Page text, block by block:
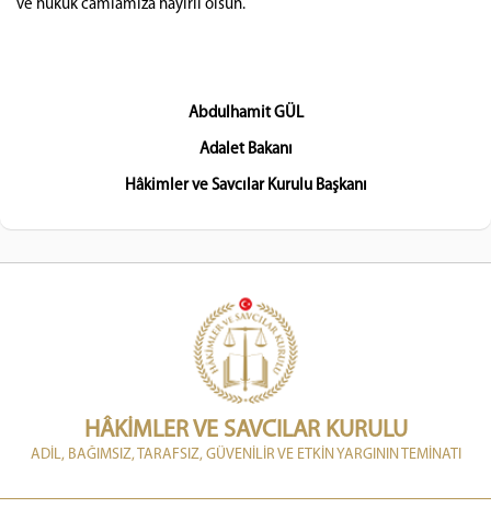
ve hukuk camiamıza hayırlı olsun.
Abdulhamit GÜL
Adalet Bakanı
Hâkimler ve Savcılar Kurulu Başkanı
HÂKİMLER VE SAVCILAR KURULU
ADİL, BAĞIMSIZ, TARAFSIZ, GÜVENİLİR VE ETKİN YARGININ TEMİNATI